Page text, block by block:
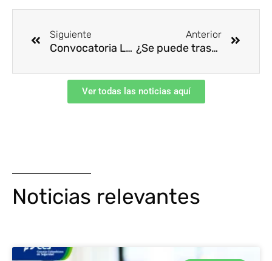
Siguiente
Convocatoria LXXIII Asamblea General Afiliados CCS
Anterior
¿Se puede trasmitir COVID-19 a través de la comida, el agua, las superficies, y las mascotas?
Ver todas las noticias aquí
Noticias relevantes